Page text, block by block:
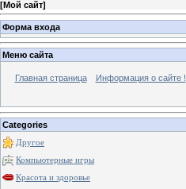
[Мой сайт]
Форма входа
Меню сайта
Главная страница Информация о сайте !
Categories
Другое
Компьютерные игры
Красота и здоровье